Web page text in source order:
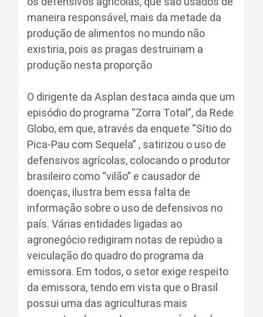
maneira responsável, mais da metade da
produção de alimentos no mundo não
existiria, pois as pragas destruiriam a
produção nesta proporção
O dirigente da Asplan destaca ainda que um
episódio do programa “Zorra Total”, da Rede
Globo, em que, através da enquete “Sítio do
Pica-Pau com Sequela” , satirizou o uso de
defensivos agrícolas, colocando o produtor
brasileiro como “vilão” e causador de
doenças, ilustra bem essa falta de
informação sobre o uso de defensivos no
país. Várias entidades ligadas ao
agronegócio redigiram notas de repúdio a
veiculação do quadro do programa da
emissora. Em todos, o setor exige respeito
da emissora, tendo em vista que o Brasil
possui uma das agriculturas mais